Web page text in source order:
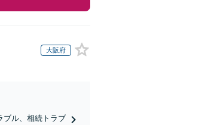
大阪府
ブル、相続トラブ